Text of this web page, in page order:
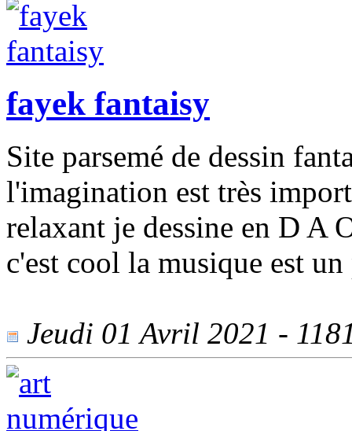
fayek fantaisy
Site parsemé de dessin
l'imagination est très
relaxant je dessine en D A
c'est cool la musique est
Jeudi 01 Avril 2021 -